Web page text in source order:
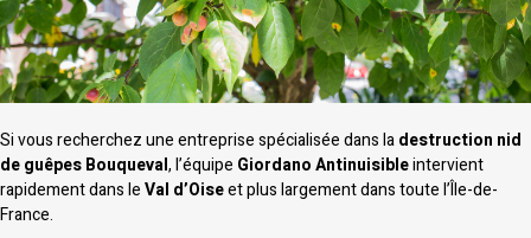
Si vous recherchez une entreprise spécialisée dans ladestruction nid
de guêpes Bouqueval, l’équipe Giordano Antinuisibleintervient
rapidement dans leVal d’Oiseet plus largement dans toute l’Île-de-
France.